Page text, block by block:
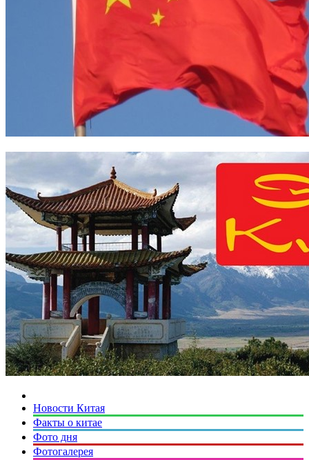
Новости Китая
Факты о китае
Фото дня
Фотогалерея